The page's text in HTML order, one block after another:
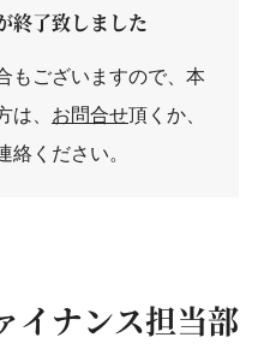
終了致しました
もございますので、本
は、 お問合せ頂くか、
絡ください。
イナンス担当部